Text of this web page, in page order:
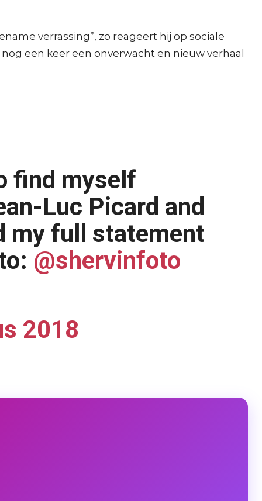
verrassing”, zo reageert hij op sociale
een keer een onverwacht en nieuw verhaal
find myself
Luc Picard and
my full statement
@shervinfoto
2018